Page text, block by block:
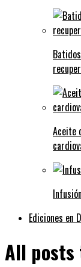
Aceite
Ediciones en
All